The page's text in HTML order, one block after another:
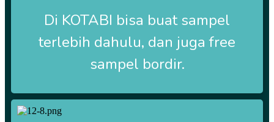
Di KOTABI bisa buat sampel
terlebih dahulu, dan juga free
sampel bordir.